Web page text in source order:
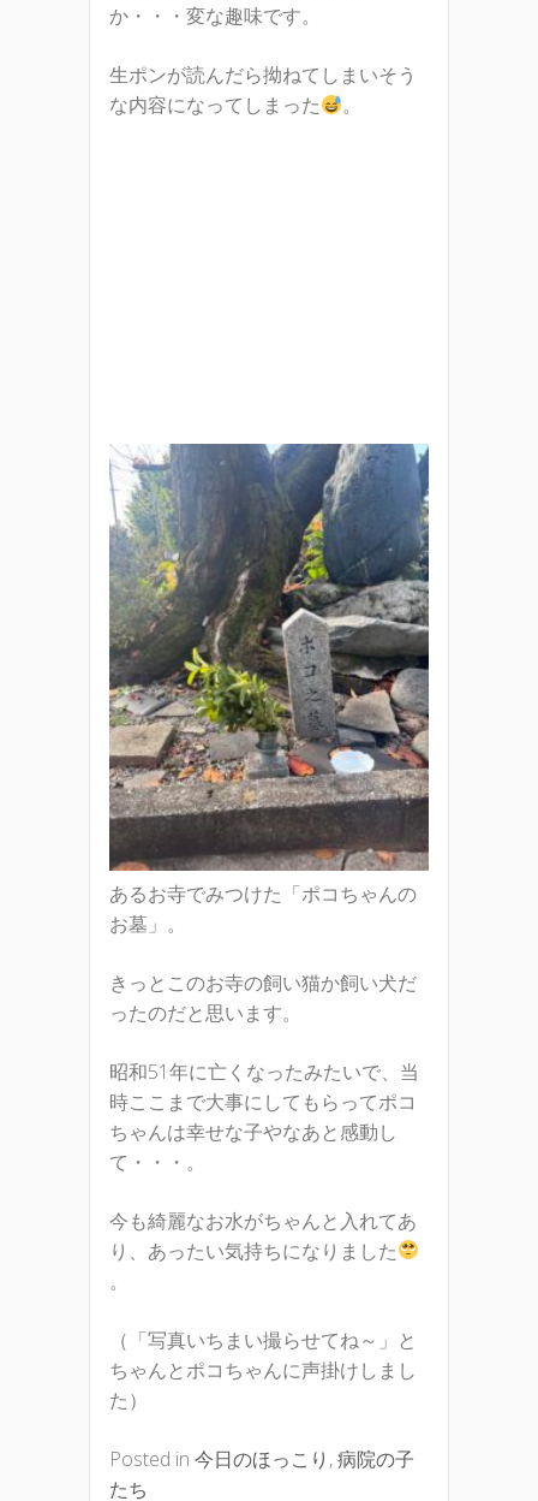
か・・・変な趣味です。
生ポンが読んだら拗ねてしまいそう
な内容になってしまった
。
あるお寺でみつけた「ポコちゃんの
お墓」。
きっとこのお寺の飼い猫か飼い犬だ
ったのだと思います。
昭和51年に亡くなったみたいで、当
時ここまで大事にしてもらってポコ
ちゃんは幸せな子やなあと感動し
て・・・。
今も綺麗なお水がちゃんと入れてあ
り、あったい気持ちになりました
。
（「写真いちまい撮らせてね～」と
ちゃんとポコちゃんに声掛けしまし
た）
Posted in 今日のほっこり ,病院の子
たち